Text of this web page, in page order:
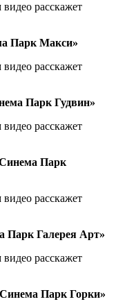
расскажет
Парк Макси»
расскажет
Парк Гудвин»
расскажет
Парк
расскажет
Парк Галерея Арт»
расскажет
Парк Горки»